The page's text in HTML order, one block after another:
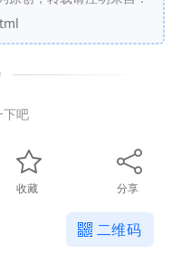
下吧
收藏 分享
二维码